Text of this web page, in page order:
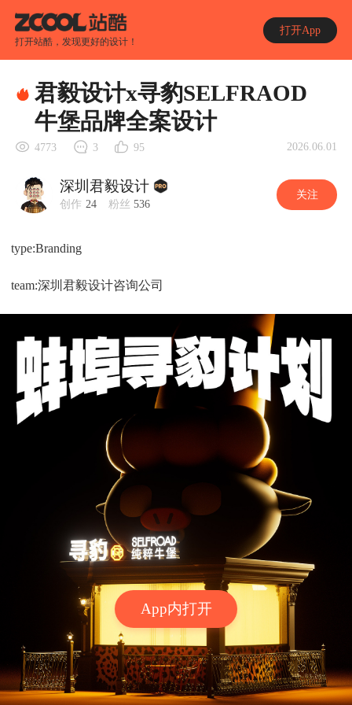
打开站酷，发现更好的设计！
打开App
App内打开
君毅设计x寻豹SELFRAOD
牛堡品牌全案设计
4773 3 95 2026.06.01
深圳君毅设计
创作 24 粉丝 536
关注
type:Branding
team:深圳君毅设计咨询公司